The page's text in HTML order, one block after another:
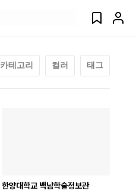
카테고리 컬러 태그
한양대학교 백남학술정보관